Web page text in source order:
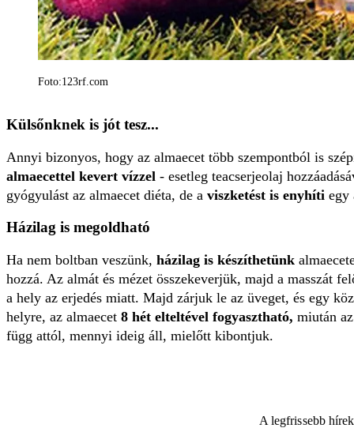
Foto:123rf.com
Külsőnknek is jót tesz...
Annyi bizonyos, hogy az almaecet több szempontból is
almaecettel kevert vízzel - esetleg teacserjeolaj
gyógyulást az almaecet diéta, de a viszketést is enyhíti egy
Házilag is megoldható
Ha nem boltban veszünk, házilag is készíthetünk
hozzá. Az almát és mézet összekeverjük, majd a masszát
a hely az erjedés miatt. Majd zárjuk le az üveget, és egy
helyre, az almaecet 8 hét elteltével fogyasztható, miután
függ attól, mennyi ideig áll, mielőtt kibontjuk.
A legfrissebb